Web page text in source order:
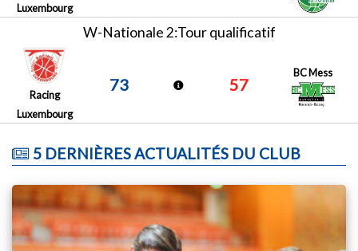
Luxembourg
W-Nationale 2:Tour qualificatif
Racing
Luxembourg
73 57
BC Mess
5 DERNIÈRES ACTUALITÉS DU CLUB